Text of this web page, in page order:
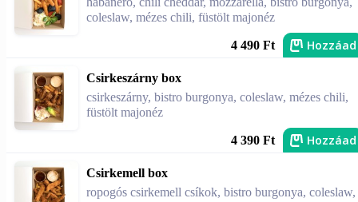
coleslaw, mézes chili, füstölt majonéz
4 490 Ft Hozzáad
Csirkeszárny box
csirkeszárny, bistro burgonya, coleslaw, mézes chili,
füstölt majonéz
4 390 Ft Hozzáad
Csirkemell box
ropogós csirkemell csíkok, bistro burgonya, coleslaw,